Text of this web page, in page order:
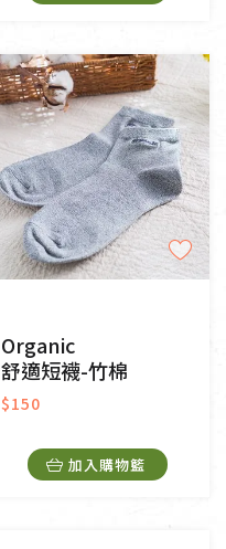
Organic
舒適短襪-竹棉
$150
加入購物籃